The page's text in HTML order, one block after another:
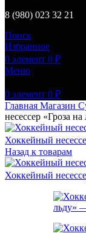
8 (980) 023 32 21
Поиск
Избранное
0 элемент 0 ₽
Меню
0 элемент 0 ₽
Главная Магазин
несессер «Гроза на
Хоккейный
Назад к товарам
Хоккейный